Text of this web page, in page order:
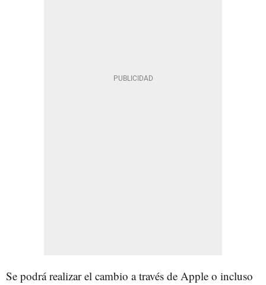
Se podrá realizar el cambio a través de Apple o incluso